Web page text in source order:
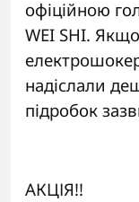
офіційною
WEI SHI.
надіслали
підробок
АКЦІЯ!!